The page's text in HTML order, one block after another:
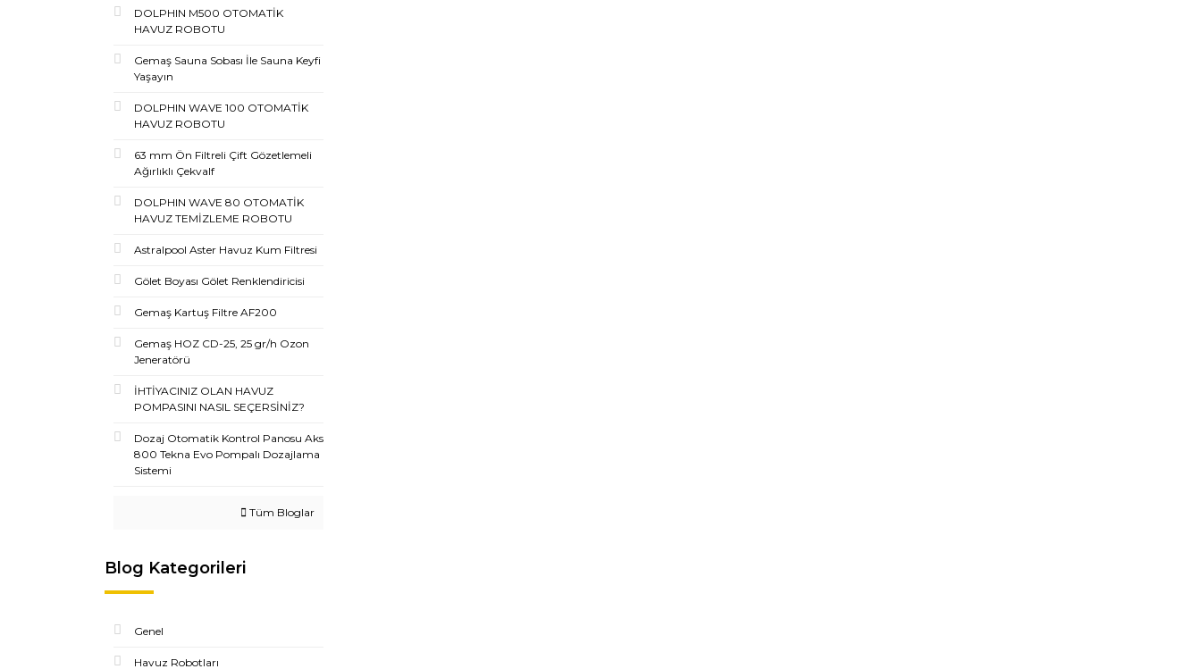
DOLPHIN M500 OTOMATİK
HAVUZ ROBOTU
Gemaş Sauna Sobası İle Sauna Keyfi
Yaşayın
DOLPHIN WAVE 100 OTOMATİK
HAVUZ ROBOTU
63 mm Ön Filtreli Çift Gözetlemeli
Ağırlıklı Çekvalf
DOLPHIN WAVE 80 OTOMATİK
HAVUZ TEMİZLEME ROBOTU
Astralpool Aster Havuz Kum Filtresi
Gölet Boyası Gölet Renklendiricisi
Gemaş Kartuş Filtre AF200
Gemaş HOZ CD-25, 25 gr/h Ozon
Jeneratörü
İHTİYACINIZ OLAN HAVUZ
POMPASINI NASIL SEÇERSİNİZ?
Dozaj Otomatik Kontrol Panosu Aks
800 Tekna Evo Pompalı Dozajlama
Sistemi
Tüm Bloglar
Blog Kategorileri
Genel
Havuz Robotları